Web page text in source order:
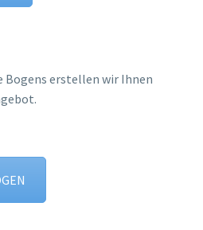
Bogens erstellen wir Ihnen